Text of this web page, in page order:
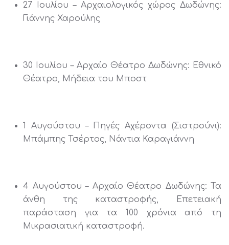
27 Ιουλίου – Αρχαιολογικός χώρος Δωδώνης:
Γιάννης Χαρούλης
30 Ιουλίου – Αρχαίο Θέατρο Δωδώνης: Εθνικό
Θέατρο, Μήδεια του Μποστ
1 Αυγούστου – Πηγές Αχέροντα (Σιστρούνι):
Μπάμπης Τσέρτος, Νάντια Καραγιάννη
4 Αυγούστου – Αρχαίο Θέατρο Δωδώνης: Τα
άνθη της καταστροφής, Επετειακή
παράσταση για τα 100 χρόνια από τη
Μικρασιατική καταστροφή.